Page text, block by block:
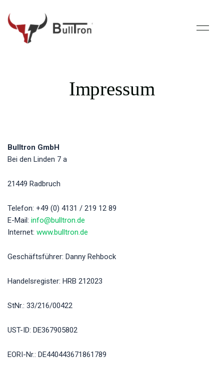
Impressum
Bulltron GmbH
Bei den Linden 7 a
21449 Radbruch
Telefon: +49 (0) 4131 / 219 12 89
E-Mail: info@bulltron.de
Internet: www.bulltron.de
Geschäftsführer: Danny Rehbock
Handelsregister: HRB 212023
StNr.: 33/216/00422
UST-ID: DE367905802
EORI-Nr.: DE440443671861789